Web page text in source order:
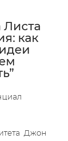
как
Джон